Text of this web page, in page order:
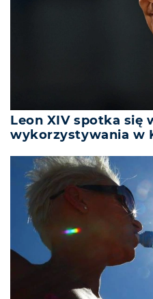
Leon XIV spotka się
wykorzystywania w